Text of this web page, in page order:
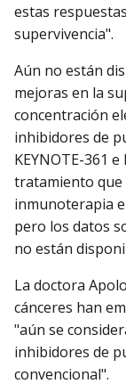
estas
supervivencia".
Aún no están
mejoras en la
concentración
inhibidores de
KEYNOTE-361
tratamiento que
inmunoterapia
pero los datos
no están
La doctora
cánceres han
"aún se
inhibidores de
convencional".